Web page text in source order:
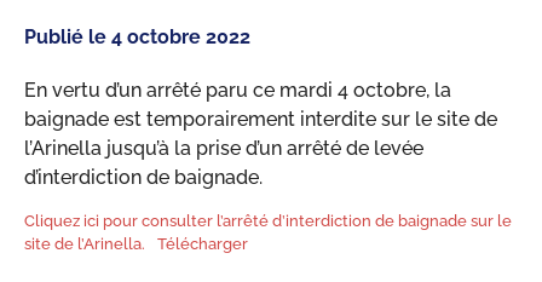
Publié le 4 octobre 2022
En vertu d’un arrêté paru ce mardi 4 octobre, la
baignade est temporairement interdite sur le site de
l’Arinella jusqu’à la prise d’un arrêté de levée
d’interdiction de baignade.
Cliquez ici pour consulter l’arrêté d’interdiction de baignade sur le
site de l’Arinella.
Télécharger